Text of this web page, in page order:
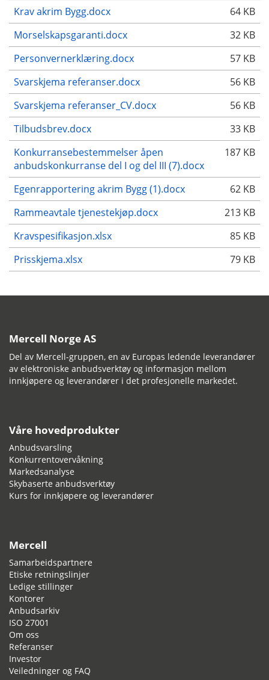
Krav akrim Bygg.docx
64 KB
Morselskapsgaranti.docx
32 KB
Personvernerklæring.docx
57 KB
Svarskjema referanser.docx
56 KB
Svarskjema referanser_CV.docx
56 KB
Tilbudsbrev.docx
33 KB
Konkurransebestemmelser åpen
anbudskonkurranse del I og del III (7).docx
187 KB
Egenrapportering akrim Bygg (1).docx
62 KB
Rammeavtale tjenestekjøp.docx
213 KB
Kravspesifikasjon.xlsx
85 KB
Prisskjema.xlsx
79 KB
Mercell Norge AS
Del av Mercell-gruppen, en av Europas ledende leverandører
av elektroniske anbudsverktøy og informasjon mellom
innkjøpere og leverandører i det profesjonelle markedet.
Våre hovedprodukter
Anbudsvarsling
Konkurrentovervåkning
Markedsanalyse
Skybaserte anbudsverktøy
Kurs for innkjøpere og leverandører
Mercell
Samarbeidspartnere
Etiske retningslinjer
Ledige stillinger
Kontorer
Anbudsarkiv
ISO 27001
Om oss
Referanser
Investor
Veiledninger og FAQ